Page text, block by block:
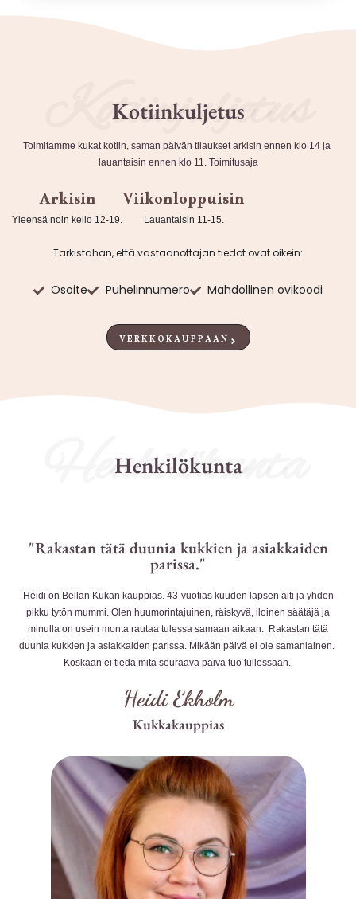
Kotiinkuljetus
Toimitamme kukat kotiin, saman päivän tilaukset arkisin ennen klo 14 ja
lauantaisin ennen klo 11. Toimitusaja
Kotiinjuljetus
Arkisin
Yleensä noin kello 12-19.
Viikonloppuisin
Lauantaisin 11-15.
Tarkistahan, että vastaanottajan tiedot ovat oikein:
Osoite Puhelinnumero Mahdollinen ovikoodi
VERKKOKAUPPAAN
Henkilökunta
Henkilökunta
"Rakastan tätä duunia kukkien ja asiakkaiden
parissa."
Heidi on Bellan Kukan kauppias. 43-vuotias kuuden lapsen äiti ja yhden
pikku tytön mummi. Olen huumorintajuinen, räiskyvä, iloinen säätäjä ja
minulla on usein monta rautaa tulessa samaan aikaan. Rakastan tätä
duunia kukkien ja asiakkaiden parissa. Mikään päivä ei ole samanlainen.
Koskaan ei tiedä mitä seuraava päivä tuo tullessaan.
Heidi Ekholm
Kukkakauppias